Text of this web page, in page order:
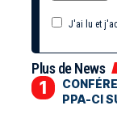
J'ai lu et
Plus de News
PPA-CI